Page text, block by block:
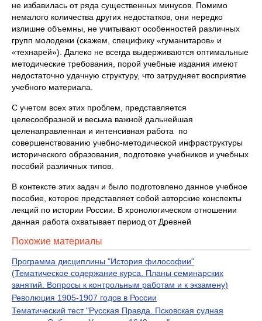
не избавилась от ряда существенных минусов. Помимо
немалого количества других недостатков, они нередко
излишне объемны, не учитывают особенностей различных
групп молодежи (скажем, специфику «гуманитаров» и
«технарей»). Далеко не всегда выдерживаются оптимальные
методические требования, порой учебные издания имеют
недостаточно удачную структуру, что затрудняет восприятие
учебного материала.
С учетом всех этих проблем, представляется
целесообразной и весьма важной дальнейшая
целенаправленная и интенсивная работа по
совершенствованию учебно-методической инфраструктуры
исторического образования, подготовке учебников и учебных
пособий различных типов.
В контексте этих задач и было подготовлено данное учебное
пособие, которое представляет собой авторские конспекты
лекций по истории России. В хронологическом отношении
данная работа охватывает период от Древней
Похожие материалы
Программа дисциплины "История философии"
(Тематическое содержание курса. Планы семинарских
занятий. Вопросы к контрольным работам и к экзамену)
Революция 1905-1907 годов в России
Тематический тест "Русская Правда. Псковская судная